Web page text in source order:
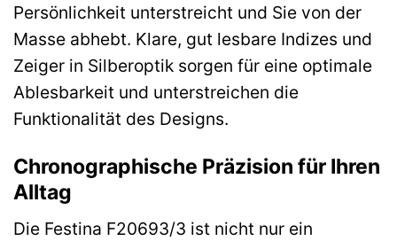
Persönlichkeit unterstreicht und Sie von der
Masse abhebt. Klare, gut lesbare Indizes und
Zeiger in Silberoptik sorgen für eine optimale
Ablesbarkeit und unterstreichen die
Funktionalität des Designs.
Chronographische Präzision für Ihren
Alltag
Die Festina F20693/3 ist nicht nur ein